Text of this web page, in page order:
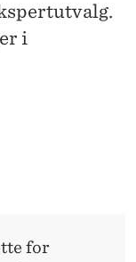
i
for